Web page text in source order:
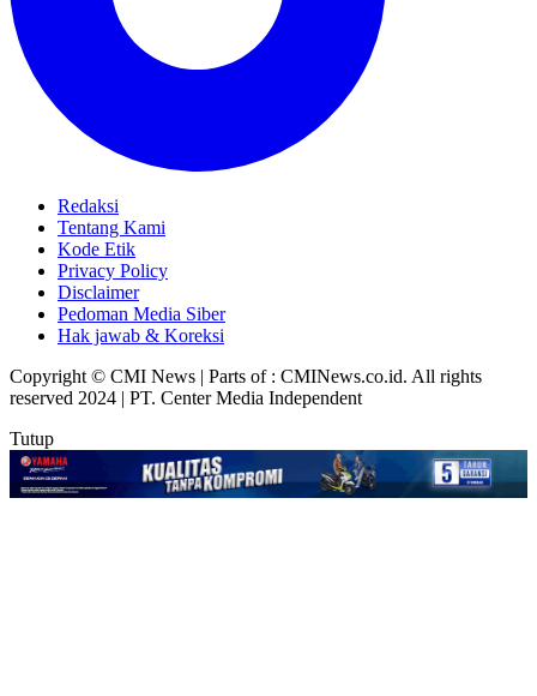
Redaksi
Tentang Kami
Kode Etik
Privacy Policy
Disclaimer
Pedoman Media Siber
Hak jawab & Koreksi
Copyright © CMI News | Parts of : CMINews.co.id. All rights
reserved 2024 | PT. Center Media Independent
Tutup